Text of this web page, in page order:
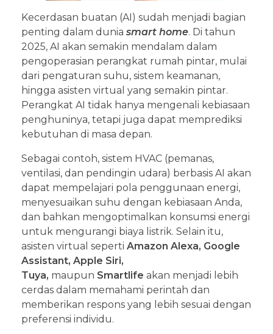
Kecerdasan buatan (AI) sudah menjadi bagian
penting dalam dunia smart home. Di tahun
2025, AI akan semakin mendalam dalam
pengoperasian perangkat rumah pintar, mulai
dari pengaturan suhu, sistem keamanan,
hingga asisten virtual yang semakin pintar.
Perangkat AI tidak hanya mengenali kebiasaan
penghuninya, tetapi juga dapat memprediksi
kebutuhan di masa depan.
Sebagai contoh, sistem HVAC (pemanas,
ventilasi, dan pendingin udara) berbasis AI akan
dapat mempelajari pola penggunaan energi,
menyesuaikan suhu dengan kebiasaan Anda,
dan bahkan mengoptimalkan konsumsi energi
untuk mengurangi biaya listrik. Selain itu,
asisten virtual seperti Amazon Alexa, Google
Assistant, Apple Siri,
Tuya, maupun Smartlife akan menjadi lebih
cerdas dalam memahami perintah dan
memberikan respons yang lebih sesuai dengan
preferensi individu.